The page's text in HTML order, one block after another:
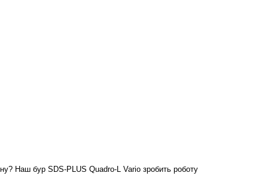
Наш бур SDS-PLUS Quadro-L Vario зробить роботу